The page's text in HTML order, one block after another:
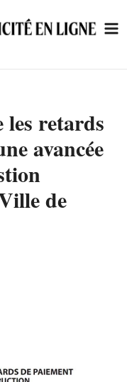
retards
avancée
de